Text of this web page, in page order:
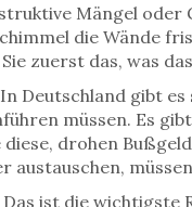
Mängel oder
die Wände
zuerst das, was
Deutschland gibt es
müssen. Es
drohen
austauschen,
ist die wichtigste